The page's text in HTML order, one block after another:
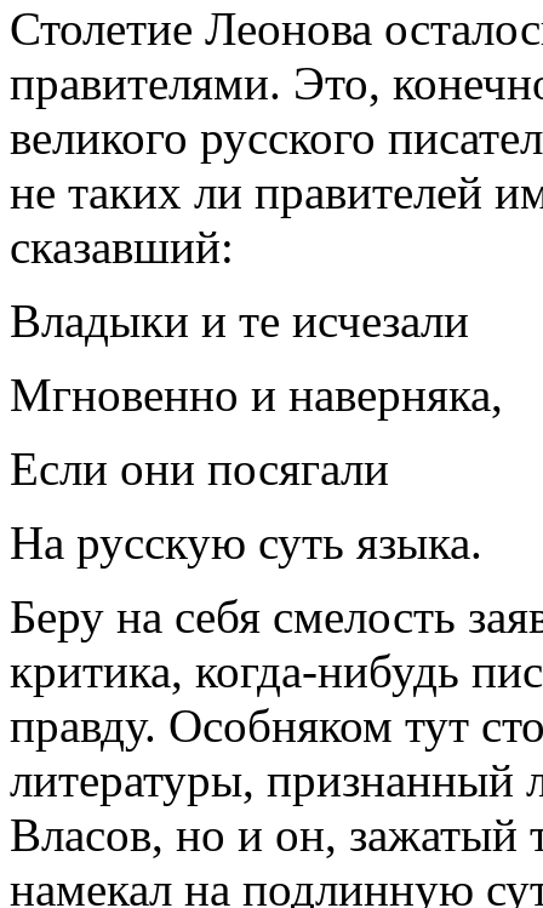
Столетие Леонова
правителями. Это,
великого русского
не таких ли правителей
сказавший:
Владыки и те исчезали
Мгновенно и наверняка,
Если они посягали
На русскую суть языка.
Беру на себя смелость
критика, когда-нибудь
правду. Особняком тут
литературы, признанный
Власов, но и он, зажатый
намекал на подлинную